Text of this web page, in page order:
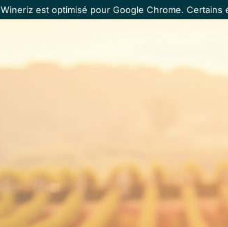
Wineriz est optimisé pour Google Chrome.